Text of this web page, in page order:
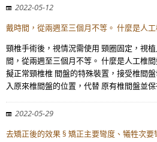
2022-05-12
戴時間，從兩週至三個月不等。 什麼是人
頸椎手術後，視情況需使用 頸圈固定，視
間，從兩週至三個月不等。 什麼是人工椎
擬正常頸椎椎 間盤的特殊裝置，接受椎間
入原來椎間盤的位置，代替 原有椎間盤並
2022-05-29
去矯正後的效果 § 矯正主要彎度、犧牲次要